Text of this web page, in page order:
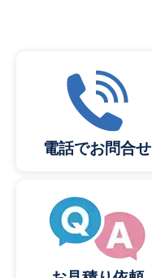
電話でお問合せ